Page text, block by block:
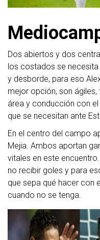
Dos abiertos y dos
los costados se
y desborde, para eso
mejor opción, son ágiles,
área y conducción con
que se necesitan ante
En el centro del campo
Mejia. Ambos aportan
vitales en este
no recibir goles y para
que sepa qué hacer con
cuando no se tenga.